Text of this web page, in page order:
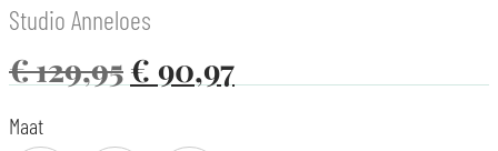
Studio Anneloes
€129,95€ 90,97
Maat